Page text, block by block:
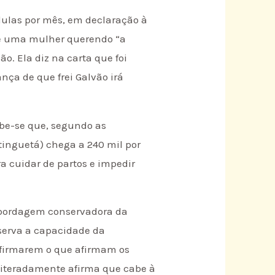
por mês, em declaração à
mulher querendo “a
Ela diz na carta que foi
de que frei Galvão irá
se que, segundo as
chega a 240 mil por
cuidar de partos e impedir
conservadora da
a capacidade da
o que afirmam os
afirma que cabe à